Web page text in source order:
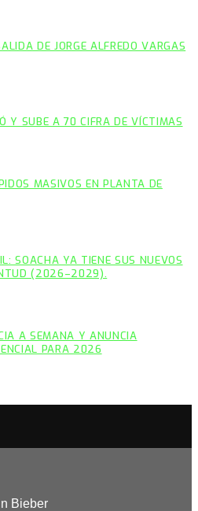
DE JORGE ALFREDO VARGAS
Y SUBE A 70 CIFRA DE VÍCTIMAS
MASIVOS EN PLANTA DE
SOACHA YA TIENE SUS NUEVOS
(2026–2029).
A SEMANA Y ANUNCIA
PARA 2026
Bieber